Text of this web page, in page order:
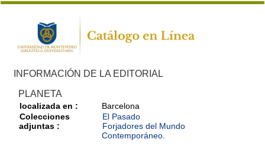
INFORMACIÓN DE LA EDITORIAL
PLANETA
localizada en :
Barcelona
Colecciones
adjuntas :
El Pasado
Forjadores del Mundo
Contemporáneo.